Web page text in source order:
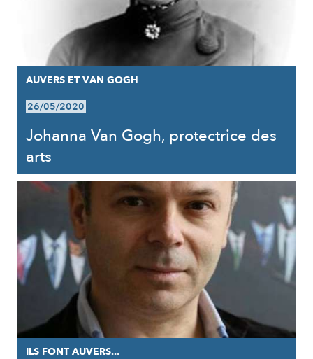
AUVERS ET VAN GOGH
26/05/2020
Johanna Van Gogh, protectrice des
arts
ILS FONT AUVERS...